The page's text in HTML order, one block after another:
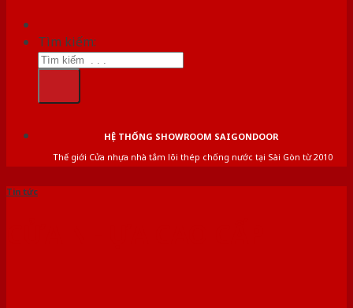
Tìm kiếm:
HỆ THỐNG SHOWROOM SAIGONDOOR
Thế giới Cửa nhựa nhà tắm lõi thép chống nước tại Sài Gòn từ 2010
Tin tức